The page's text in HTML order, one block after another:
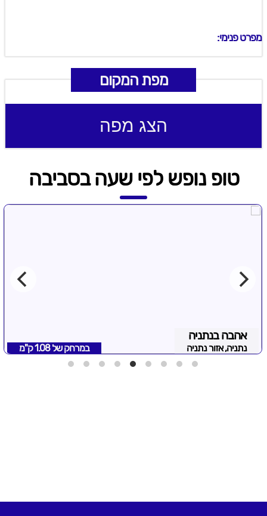
מפרט פנימי:
מפת המקום
הצג מפה
טופ נופש לפי שעה בסביבה
אהבה בנתניה
נתניה, אזור נתניה במרחק של 1.08 ק"מ